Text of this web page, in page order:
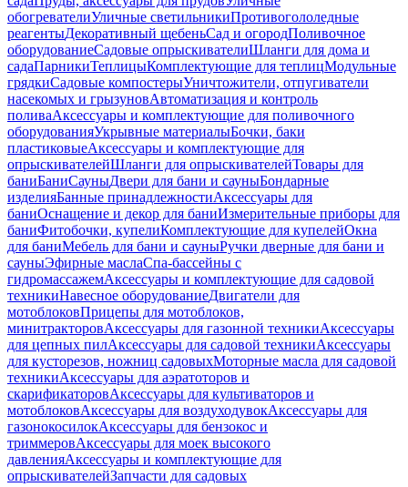
обогревателиУличные светильникиПротивогололедные
реагентыДекоративный щебеньСад и огородПоливочное
оборудованиеСадовые опрыскивателиШланги для дома и
садаПарникиТеплицыКомплектующие для теплицМодульные
грядкиСадовые компостерыУничтожители, отпугиватели
насекомых и грызуновАвтоматизация и контроль
поливаАксессуары и комплектующие для поливочного
оборудованияУкрывные материалыБочки, баки
пластиковыеАксессуары и комплектующие для
опрыскивателейШланги для опрыскивателейТовары для
баниБаниСауныДвери для бани и сауныБондарные
изделияБанные принадлежностиАксессуары для
баниОснащение и декор для баниИзмерительные приборы для
баниФитобочки, купелиКомплектующие для купелейОкна
для баниМебель для бани и сауныРучки дверные для бани и
сауныЭфирные маслаСпа-бассейны с
гидромассажемАксессуары и комплектующие для садовой
техникиНавесное оборудованиеДвигатели для
мотоблоковПрицепы для мотоблоков,
минитракторовАксессуары для газонной техникиАксессуары
для цепных пилАксессуары для садовой техникиАксессуары
для кусторезов, ножниц садовыхМоторные масла для садовой
техникиАксессуары для аэратоторов и
скарификаторовАксессуары для культиваторов и
мотоблоковАксессуары для воздуходувокАксессуары для
газонокосилокАксессуары для бензокос и
триммеровАксессуары для моек высокого
давленияАксессуары и комплектующие для
опрыскивателейЗапчасти для садовых